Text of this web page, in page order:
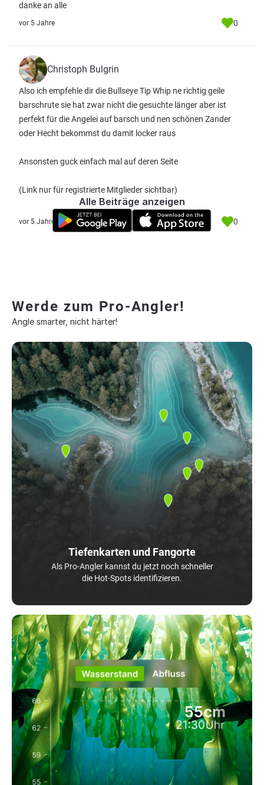
danke an alle
vor 5 Jahre 0
Christoph Bulgrin
Also ich empfehle dir die Bullseye Tip Whip ne richtig geile
barschrute sie hat zwar nicht die gesuchte länger aber ist
perfekt für die Angelei auf barsch und nen schönen Zander
oder Hecht bekommst du damit locker raus
Ansonsten guck einfach mal auf deren Seite
(Link nur für registrierte Mitglieder sichtbar)
vor 5 Jahre 0
Alle Beiträge anzeigen
Werde zum Pro-Angler!
Angle smarter, nicht härter!
Tiefenkarten und Fangorte
Als Pro-Angler kannst du jetzt noch schneller
die Hot-Spots identifizieren.